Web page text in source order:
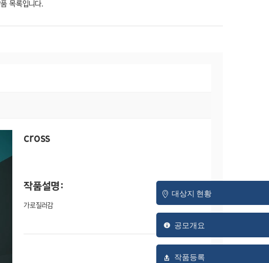
대상지 현황
공모개요
작품등록
목록입니다.
cross
작품설명:
가로질러감